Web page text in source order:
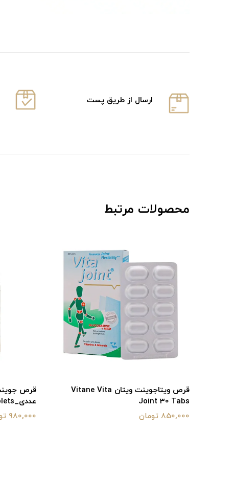
ارسال از طریق پست
محصولات مرتبط
قرص ویتاجوینت ویتان Vitane Vita
Joint 30 Tabs
850,000 تومان
عددی_Nutripad JointPad Tablets
980,000 تومان